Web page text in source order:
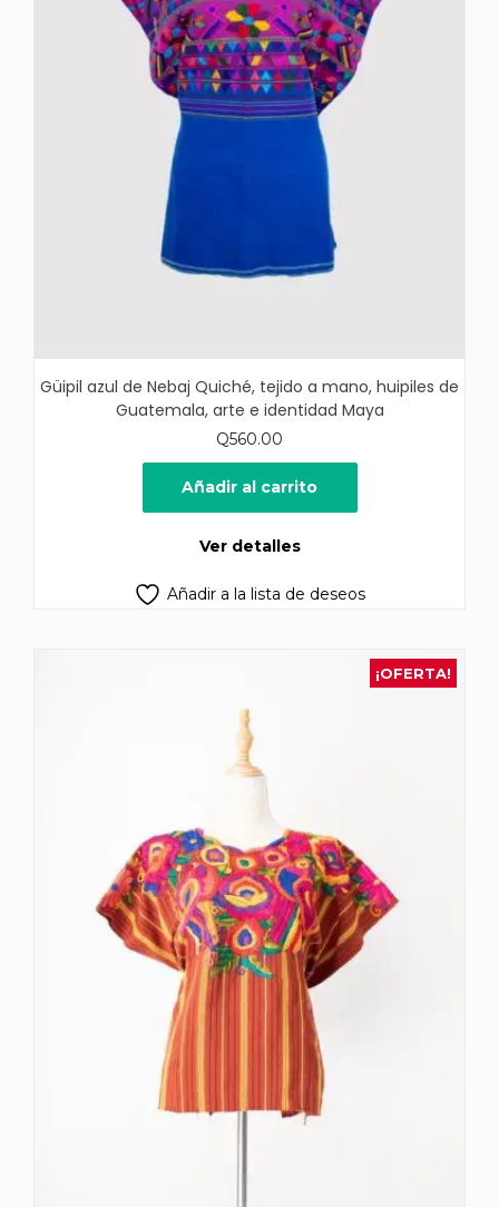
Güipil azul de Nebaj Quiché, tejido a mano, huipiles de
Guatemala, arte e identidad Maya
Q560.00
Añadir al carrito
Ver detalles
Añadir a la lista de deseos
¡OFERTA!